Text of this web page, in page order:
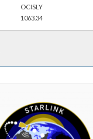
OCISLY
1063.34